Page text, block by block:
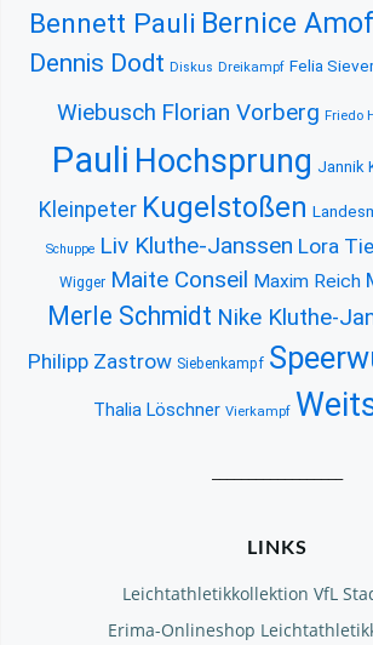
Bennett Pauli Bernice
Dennis Dodt Diskus Dreikampf Felia
Wiebusch Florian Vorberg Friedo
Pauli Hochsprung Jannik
Kleinpeter Kugelstoßen
Schuppe Liv Kluthe-Janssen Lora
Wigger Maite Conseil Maxim Reich
Merle Schmidt Nike Kluthe-
Philipp Zastrow Siebenkampf
Thalia Löschner Vierkampf
LINKS
Leichtathletikkollektion VfL
Erima-Onlineshop